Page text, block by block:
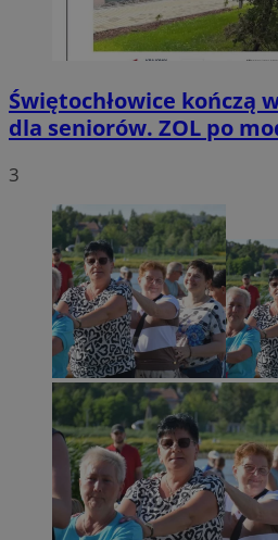
Świętochłowice kończą
dla seniorów. ZOL po
3